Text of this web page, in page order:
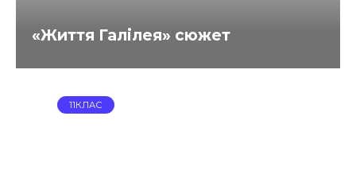
«Життя Галілея» сюжет
11КЛАС